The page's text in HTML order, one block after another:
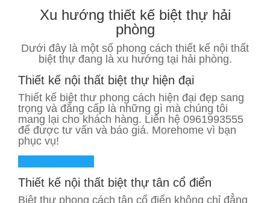
Xu hướng thiết kế biệt thựhải
phòng
Dưới đây là một số phong cách thiết kế nội thất
biệt thự đang là xu hướng tại hải phòng.
Thiết kế nội thất biệt thự hiện đại
Thiết kế biệt thư phong cách hiện đại đẹp sang
trọng và đẳng cấp là những gì mà chúng tôi
mang lại cho khách hàng. Liên hệ 0961993555
để được tư vấn và báo giá. Morehome vì bạn
phục vụ!
Thiết kế nội thất biệt thự tân cổ điển
Biệt thự phong cách tân cổ điển không chỉ đẳng